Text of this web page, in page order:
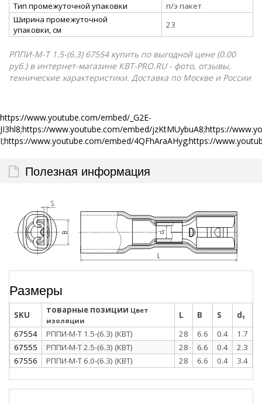
Тип промежуточной упаковки
п/э пакет
Ширина промежуточной
упаковки, см
23
РППИ-М-Т 1.5-(6.3) 67554 купить по выгодной цене (0.00
руб.) в интернет-магазине КВТ-PRO.RU - фото, отзывы,
технические характеристики. Доставка по Москве и России
https://www.youtube.com/embed/_G2E-
JI3hl8;https://www.youtube.com/embed/jzKtMUybuA8;https://
I;https://www.youtube.com/embed/4QFhAraAHyg;https://
Полезная информация
Размеры
SKU товарные позиции Цвет
изоляции
L B S
d₁
67554
РППИ-М-Т 1.5-(6.3) (КВТ) 28 6.6 0.4
1.7
67555
РППИ-М-Т 2.5-(6.3) (КВТ) 28 6.6 0.4
2.3
67556
РППИ-М-Т 6.0-(6.3) (КВТ) 28 6.6 0.4 3.4